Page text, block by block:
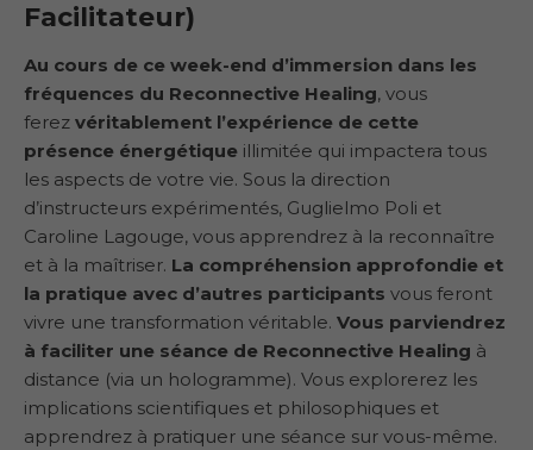
Facilitateur)
Au cours de ce week-end d’immersion dans les
fréquences du Reconnective Healing, vous
ferez véritablement l’expérience de cette
présence énergétique illimitée qui impactera tous
les aspects de votre vie. Sous la direction
d’instructeurs expérimentés, Guglielmo Poli et
Caroline Lagouge, vous apprendrez à la reconnaître
et à la maîtriser. La compréhension approfondie et
la pratique avec d’autres participants vous feront
vivre une transformation véritable. Vous parviendrez
à faciliter une séance de Reconnective Healing à
distance (via un hologramme). Vous explorerez les
implications scientifiques et philosophiques et
apprendrez à pratiquer une séance sur vous-même.